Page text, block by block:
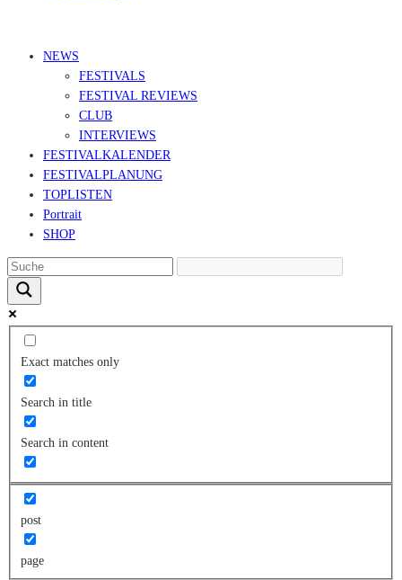
NEWS
FESTIVALS
FESTIVAL REVIEWS
CLUB
INTERVIEWS
FESTIVALKALENDER
FESTIVALPLANUNG
TOPLISTEN
Portrait
SHOP
Exact matches only
Search in title
Search in content
post
page